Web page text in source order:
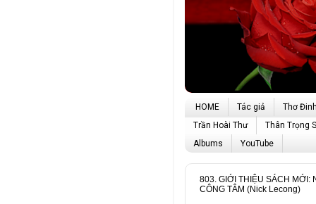
HOME Tác giả
Thơ
Trần Hoài Thư
Thân Trọng
Albums
YouTube
803. GIỚI THIỆU SÁCH MỚI:
CÔNG TÂM (Nick Lecong)